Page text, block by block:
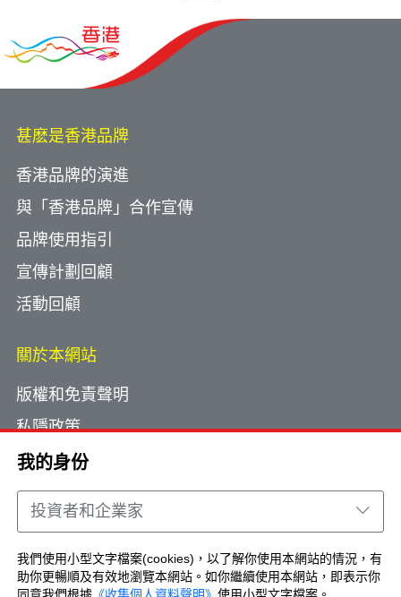
我的身份
投資者和企業家
我們使用小型文字檔案(cookies)，以了解你使用本網站的情況，有
助你更暢順及有效地瀏覽本網站。如你繼續使用本網站，即表示你
甚麽是香港品牌
香港品牌的演進
與「香港品牌」合作宣傳
品牌使用指引
宣傳計劃回顧
活動回顧
關於本網站
版權和免責聲明
私隱政策
使用小型文字檔案
網頁指南
聯絡我們
Copyright © Brand Hong Kong. All Rights